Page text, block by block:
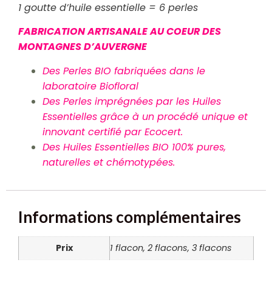
1 goutte d’huile essentielle = 6 perles
FABRICATION ARTISANALE AU COEUR DES
MONTAGNES D’AUVERGNE
Des Perles BIO fabriquées dans le
laboratoire Biofloral
Des Perles imprégnées par les Huiles
Essentielles grâce à un procédé unique et
innovant certifié par Ecocert.
Des Huiles Essentielles BIO 100% pures,
naturelles et chémotypées.
Informations complémentaires
Prix 1 flacon, 2 flacons, 3 flacons